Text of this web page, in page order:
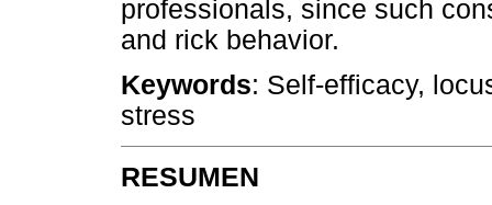
professionals, since such
and rick behavior.
Keywords: Self-efficacy,
stress
RESUMEN